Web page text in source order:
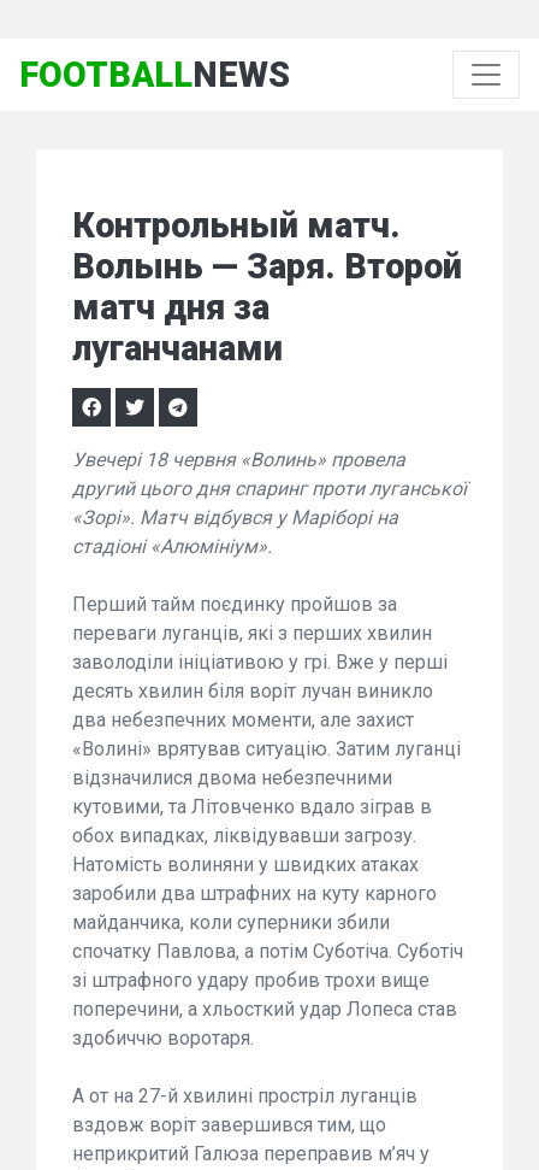
FOOTBALLNEWS
Контрольный матч.
Волынь — Заря. Второй
матч дня за
луганчанами
Увечері 18 червня «Волинь» провела
другий цього дня спаринг проти луганської
«Зорі». Матч відбувся у Маріборі на
стадіоні «Алюмініум».
Перший тайм поєдинку пройшов за
переваги луганців, які з перших хвилин
заволоділи ініціативою у грі. Вже у перші
десять хвилин біля воріт лучан виникло
два небезпечних моменти, але захист
«Волині» врятував ситуацію. Затим луганці
відзначилися двома небезпечними
кутовими, та Літовченко вдало зіграв в
обох випадках, ліквідувавши загрозу.
Натомість волиняни у швидких атаках
заробили два штрафних на куту карного
майданчика, коли суперники збили
спочатку Павлова, а потім Суботіча. Суботіч
зі штрафного удару пробив трохи вище
поперечини, а хльосткий удар Лопеса став
здобиччю воротаря.
А от на 27-й хвилині простріл луганців
вздовж воріт завершився тим, що
неприкритий Галюза переправив м’яч у